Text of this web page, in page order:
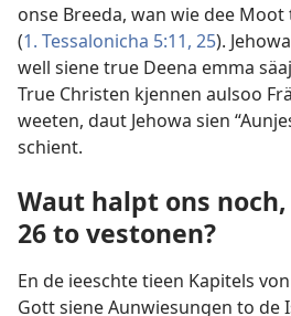
onse Breeda, wan wie dee
(1. Tessalonicha 5:11, 25).
well siene true Deena emma
True Christen kjennen aulsoo
weeten, daut Jehowa sien
schient.
Waut halpt ons noch,
26 to vestonen?
En de ieeschte tieen Kapitels
Gott siene Aunwiesungen to de